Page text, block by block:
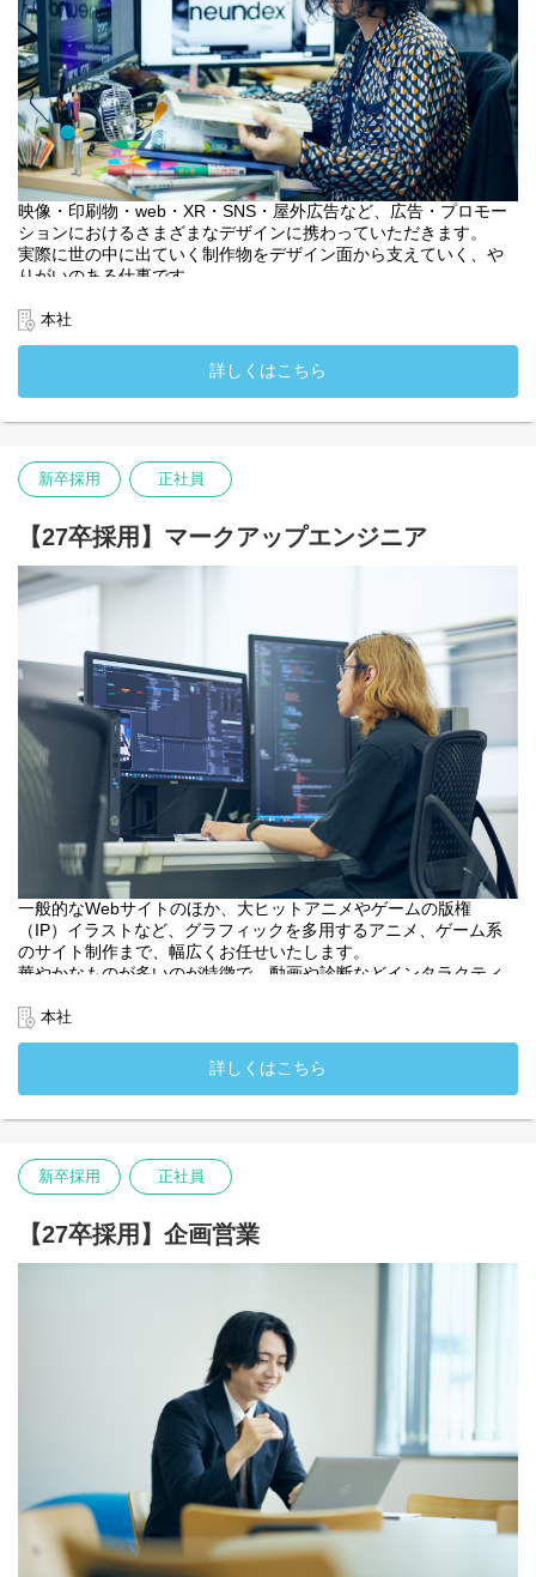
映像・印刷物・web・XR・SNS・屋外広告など、広告・プロモー
ションにおけるさまざまなデザインに携わっていただきます。
実際に世の中に出ていく制作物をデザイン面から支えていく、や
りがいのある仕事です。
目指せるポジションです。
・入社時配属先：関西支社
本社
詳しくはこちら
新卒採用 正社員
【27卒採用】マークアップエンジニア
一般的なWebサイトのほか、大ヒットアニメやゲームの版権
（IP）イラストなど、グラフィックを多用するアニメ、ゲーム系
のサイト制作まで、幅広くお任せいたします。
華やかなものが多いのが特徴で、動画や診断などインタラクティ
複数メディアにまたがるプロジェクトにも携わることができる環
境です。
・入社時配属先：デジタルワークス部
本社
詳しくはこちら
新卒採用 正社員
【27卒採用】企画営業